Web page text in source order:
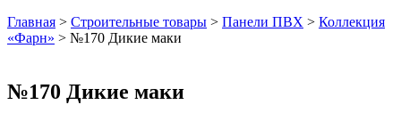
Главная > Строительные товары > Панели ПВХ > Коллекция
«Фарн» > №170 Дикие маки
№170 Дикие маки